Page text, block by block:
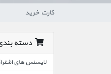
کارت خرید
دسته
لایسنس های